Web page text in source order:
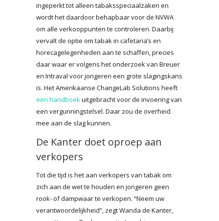
ingeperkt tot alleen tabaksspeciaalzaken en
wordt het daardoor behapbaar voor de NVWA
om alle verkooppunten te controleren. Daarbij
vervalt de optie om tabak in cafetaria’s en
horecagelegenheden aan te schaffen, precies
daar waar er volgens het onderzoek van Breuer
en Intraval voor jongeren een grote slagingskans
is. Het Amerikaanse ChangeLab Solutions heeft
een handboekuitgebracht voor de invoering van
een vergunningstelsel. Daar zou de overheid
mee aan de slag kunnen.
De Kanter doet oproep aan
verkopers
Tot die tijd is het aan verkopers van tabak om
zich aan de wet te houden en jongeren geen
rook- of dampwaar te verkopen. “Neem uw
verantwoordelijkheid”, zegt Wanda de Kanter,